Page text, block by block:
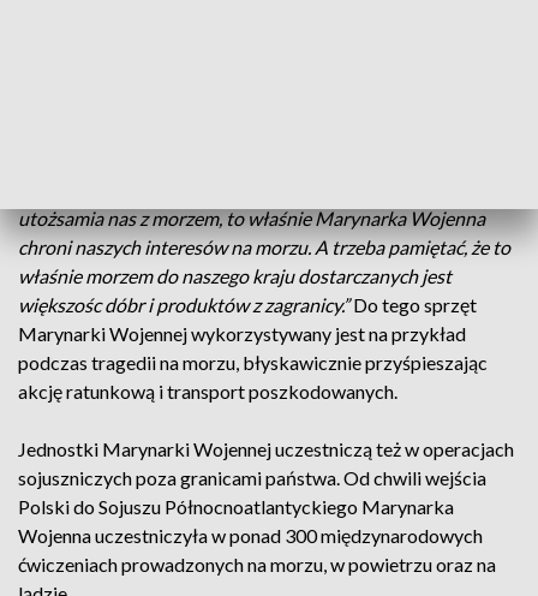
utożsamia nas z morzem, to właśnie Marynarka Wojenna
chroni naszych interesów na morzu. A trzeba pamiętać, że to
właśnie morzem do naszego kraju dostarczanych jest
większośc dóbr i produktów z zagranicy.”Do tego sprzęt
Marynarki Wojennej wykorzystywany jest na przykład
podczas tragedii na morzu, błyskawicznie przyśpieszając
akcję ratunkową i transport poszkodowanych.
Jednostki Marynarki Wojennej uczestniczą też w operacjach
sojuszniczych poza granicami państwa. Od chwili wejścia
Polski do Sojuszu Północnoatlantyckiego Marynarka
Wojenna uczestniczyła w ponad 300 międzynarodowych
ćwiczeniach prowadzonych na morzu, w powietrzu oraz na